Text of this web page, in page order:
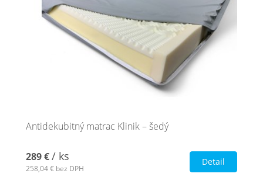
Antidekubitný matrac Klinik – šedý
289 €/ ks
258,04 € bez DPH
Detail